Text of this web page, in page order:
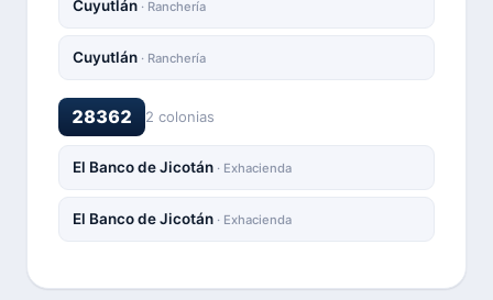
Cuyutlán · Ranchería
Cuyutlán · Ranchería
28362 2 colonias
El Banco de Jicotán · Exhacienda
El Banco de Jicotán · Exhacienda